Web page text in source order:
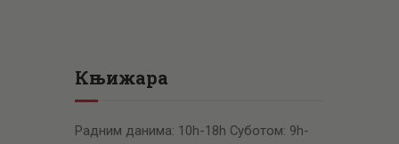
Књижара
Радним данима: 10h-18h Суботом: 9h-